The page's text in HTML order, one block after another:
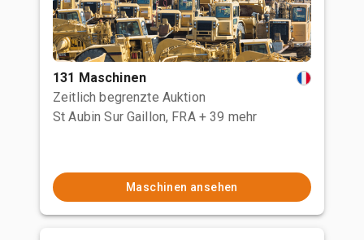
131 Maschinen
Zeitlich begrenzte Auktion
St Aubin Sur Gaillon, FRA + 39 mehr
Maschinen ansehen